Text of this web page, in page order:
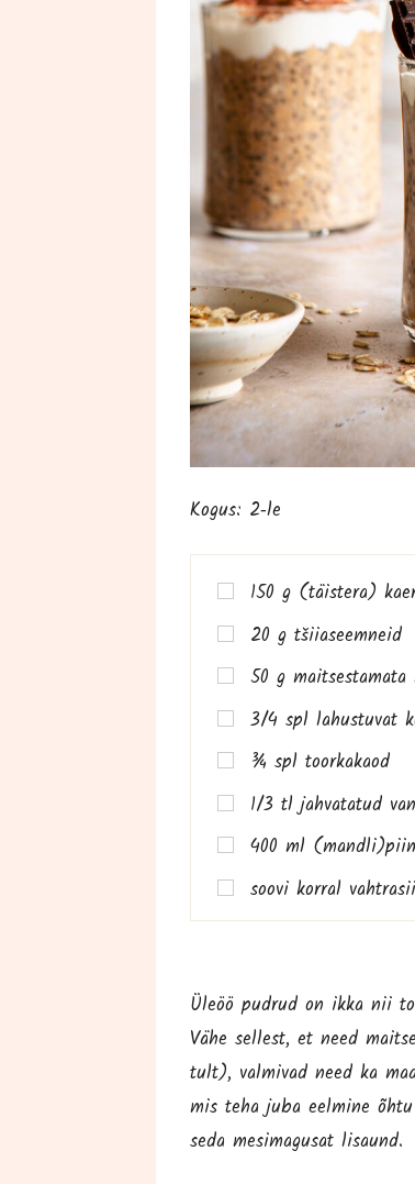
Kogus: 2‑le
150 g (täis­te­ra)
20 g tšiiaseemneid
50 g
3/4 spl lahus­tu­vat
¾ spl toorkakaod
1/3 tl jah­va­ta­tud
400 ml
soo­vi kor­ral
Üle­öö pud­rud on ikka nii
Vähe sel­lest, et need
tult), val­mivad need ka
mis teha juba eel­mi­ne
seda mesi­ma­gu­sat lisaund.